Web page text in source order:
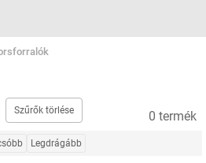
Szűrők törlése 0 termék
Legdrágább